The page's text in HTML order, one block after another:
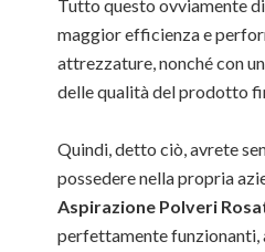
Tutto questo ovviamente
maggior efficienza e
attrezzature, nonché con
delle qualità del prodotto
Quindi, detto ciò, avrete
possedere nella propria
Aspirazione Polveri
perfettamente funzionanti,